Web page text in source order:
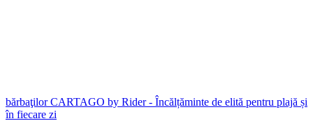
bărbaţilor CARTAGO by Rider - Încălțăminte de elită pentru plajă și
în fiecare zi